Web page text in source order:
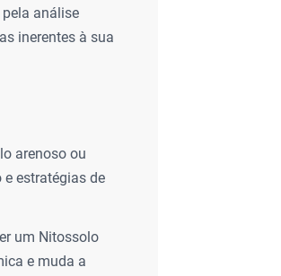
análise
inerentes à sua
arenoso ou
estratégias de
um Nitossolo
e muda a